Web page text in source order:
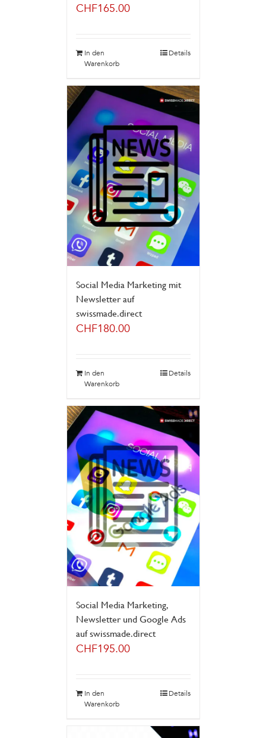
CHF165.00
In den
Warenkorb
Details
Social Media Marketing mit
Newsletter auf
swissmade.direct
CHF180.00
In den
Warenkorb
Details
Social Media Marketing,
Newsletter und Google Ads
auf swissmade.direct
CHF195.00
In den
Warenkorb
Details